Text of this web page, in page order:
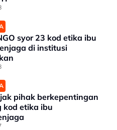
syor 23 kod etika ibu
di institusi
pihak berkepentingan
kod etika ibu